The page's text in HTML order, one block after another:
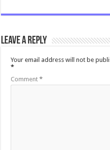
Leave a Reply
Your email address will not be
*
Comment*